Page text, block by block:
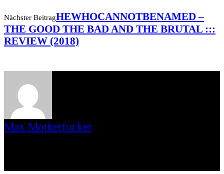
Nächster BeitragHEWHOCANNOTBENAMED –
THE GOOD THE BAD AND THE BRUTAL :::
REVIEW (2018)
Max Motherfucker